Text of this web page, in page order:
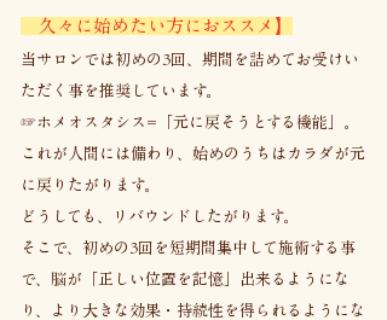
久々に始めたい方におススメ】
当サロンでは初めの3回、期間を詰めてお受けい
ただく事を推奨しています。
☞ホメオスタシス=「元に戻そうとする機能」。
これが人間には備わり、​始めのうちはカラダが元
に戻りたがります。
どうしても、リバウンドしたがります。
そこで、初めの3回を短期間集中して施術する事
で、脳が「正しい位置を記憶」出来るようにな
り、より大きな効果・持続性を得られるようにな